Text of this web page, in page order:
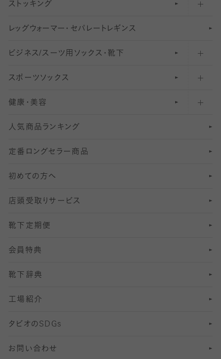
スニーカー（くるぶし）用ソックス
アンクル・ショートソックス（くるぶし上）
クルーソックス（ふくらはぎ下）
ハイソックス
オーバーニー・ニーハイソックス
31〜40デニールタイツ
41〜60デニールタイツ
61〜80デニールタイツ
81 〜110デニールタイツ
111〜210デニールタイツ
211デニールタイツ以上（防寒・厚手タイツ）
柄レギンス
無地レギンス
レギンスパンツ（レギパン）
マタニティレギンス
5 分丈
6 分丈レギンス
7 分丈 レギンス
8分丈 レギンス
10分丈 レギンス
12分丈レギンス
13分丈レギンス
ストッキング
伝線しにくいストッキング
ショートストッキング
結婚式用ストッキング
美脚ストッキング
オールスルーストッキング
レッ グ ウォー マー ・ セパレー ト レ ギンス
ビジネス/スーツ用 ソックス・靴下
匠シリーズ
フレッシャーズ向けソックス・靴下
冠婚葬祭向けソックス・靴下
スーツカジュアルソックス・靴下
ロングホーズ
スポーツソックス
ランニングソックス・靴下
ゴルフソックス・靴下
サッカー・フットサル用ソックス
ヨガソックス・靴下
スポーツ用レッグウォーマー
SSサイズ（21～23cm）
Sサイズ（22～25cm）
Mサイズ（25～27cm）
Lサイズ（27～29cm）
健康・美容
インナーソックス
加圧・着圧ソックス
冷えとり靴下
着圧・加圧タイツ
むくみ対策
足の疲れ対策
足の臭い対策
冷え対策
靴ずれ対策
快適な睡眠対策
人気商品ランキング
定番ロングセラー商品
初めての方へ
店頭受取りサービス
靴下定期便
会員特典
靴下辞典
工場紹介
タビオのSDGs
お問い合わせ